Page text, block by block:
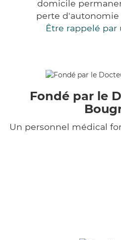
domicile
perte d'autonomie
Être rappelé par
Fondé par le
Un personnel médical